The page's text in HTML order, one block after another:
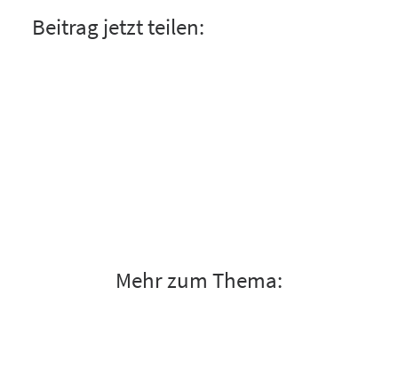
Beitrag jetzt teilen:
Mehr zum Thema: